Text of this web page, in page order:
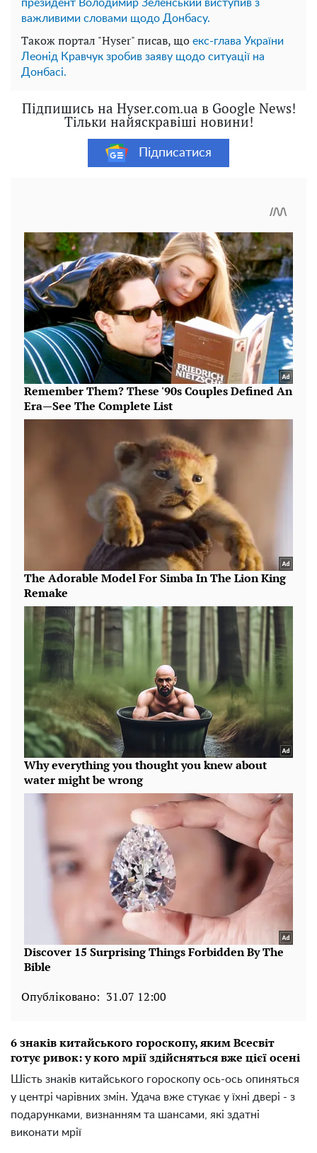
президент Володимир Зеленський виступив з
важливими словами щодо Донбасу.
Також портал "Hyser" писав, що екс-глава України
Леонід Кравчук зробив заяву щодо ситуації на
Донбасі.
Підпишись на Hyser.com.ua в Google News!
Тільки найяскравіші новини!
Підписатися
Опубліковано: 31.07 12:00
6 знаків китайського гороскопу, яким Всесвіт
готує ривок: у кого мрії здійсняться вже цієї осені
Шість знаків китайського гороскопу ось-ось опиняться
у центрі чарівних змін. Удача вже стукає у їхні двері - з
подарунками, визнанням та шансами, які здатні
виконати мрії